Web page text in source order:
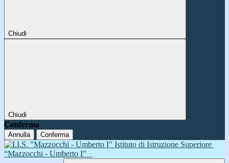
Chiudi
Chiudi
Conferma
Annulla Conferma
Istituto di Istruzione Superiore
“Mazzocchi - Umberto I”